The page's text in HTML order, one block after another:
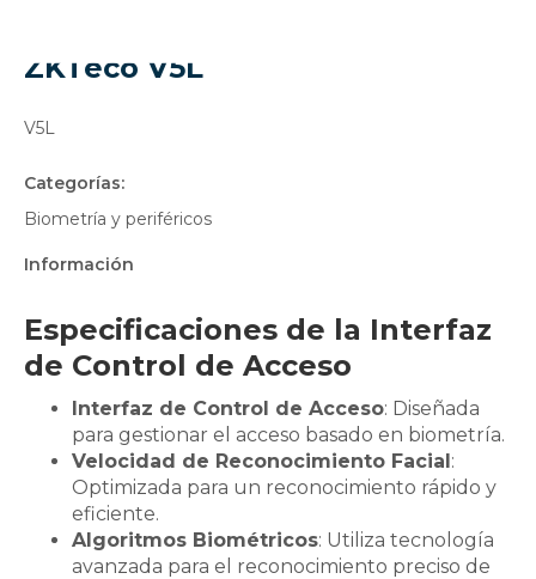
ZKTeco V5L
V5L
Categorías:
Biometría y periféricos
Información
Especificaciones de la Interfaz
de Control de Acceso
Interfaz de Control de Acceso: Diseñada
para gestionar el acceso basado en biometría.
Velocidad de Reconocimiento Facial:
Optimizada para un reconocimiento rápido y
eficiente.
Algoritmos Biométricos: Utiliza tecnología
avanzada para el reconocimiento preciso de